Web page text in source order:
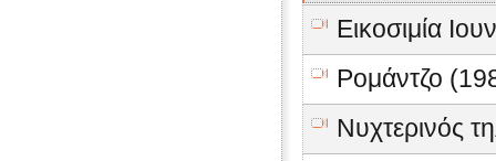
Εικοσιμία
Ρομάντζο
Νυχτερινός